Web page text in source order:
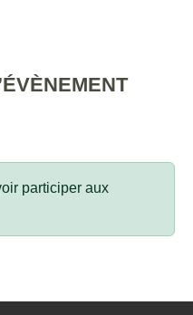
participer aux